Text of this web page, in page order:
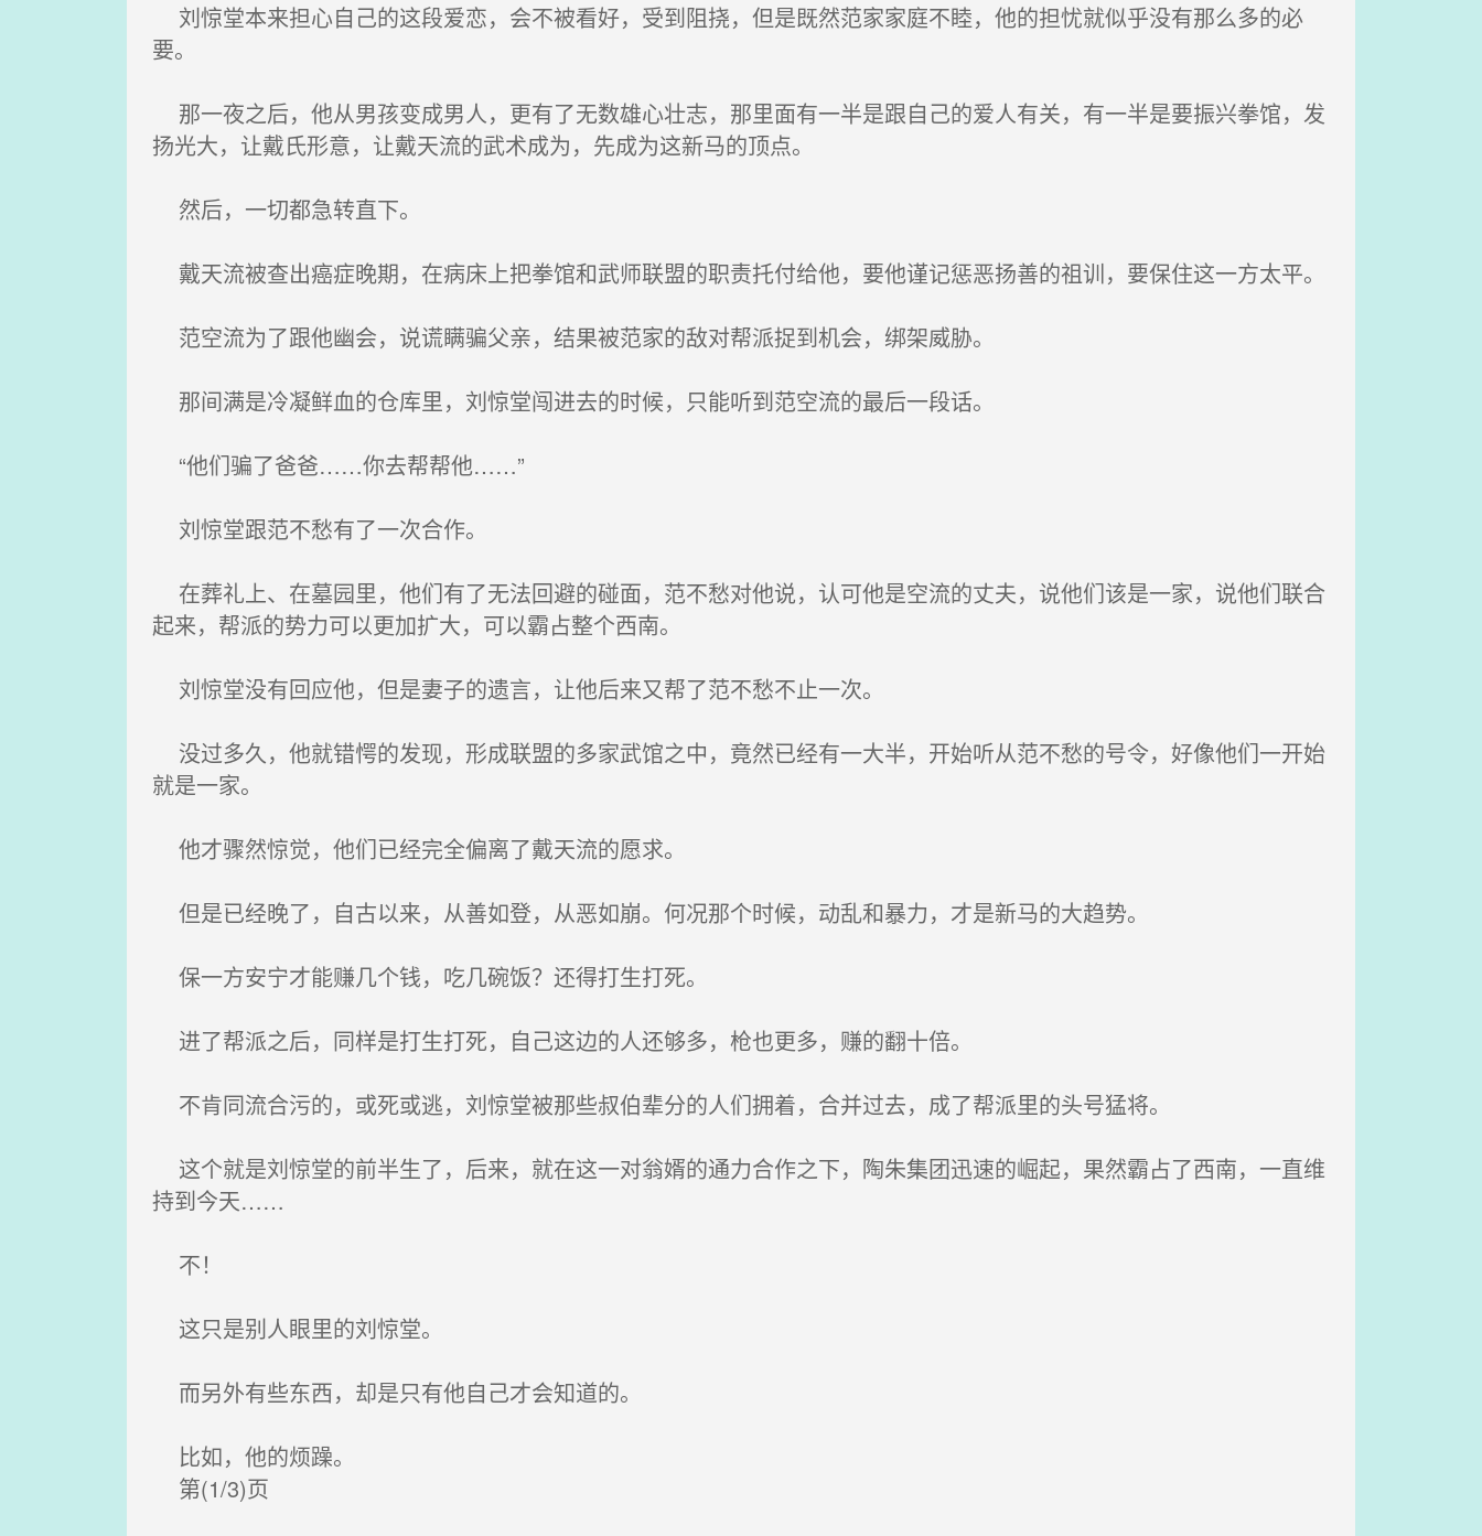
刘惊堂本来担心自己的这段爱恋，会不被看好，受到阻挠，但是既然范家家庭不睦，他的担忧就似乎没有那么多的必
要。
那一夜之后，他从男孩变成男人，更有了无数雄心壮志，那里面有一半是跟自己的爱人有关，有一半是要振兴拳馆，发
扬光大，让戴氏形意，让戴天流的武术成为，先成为这新马的顶点。
然后，一切都急转直下。
戴天流被查出癌症晚期，在病床上把拳馆和武师联盟的职责托付给他，要他谨记惩恶扬善的祖训，要保住这一方太平。
范空流为了跟他幽会，说谎瞒骗父亲，结果被范家的敌对帮派捉到机会，绑架威胁。
那间满是冷凝鲜血的仓库里，刘惊堂闯进去的时候，只能听到范空流的最后一段话。
“他们骗了爸爸……你去帮帮他……”
刘惊堂跟范不愁有了一次合作。
在葬礼上、在墓园里，他们有了无法回避的碰面，范不愁对他说，认可他是空流的丈夫，说他们该是一家，说他们联合
起来，帮派的势力可以更加扩大，可以霸占整个西南。
刘惊堂没有回应他，但是妻子的遗言，让他后来又帮了范不愁不止一次。
没过多久，他就错愕的发现，形成联盟的多家武馆之中，竟然已经有一大半，开始听从范不愁的号令，好像他们一开始
就是一家。
他才骤然惊觉，他们已经完全偏离了戴天流的愿求。
但是已经晚了，自古以来，从善如登，从恶如崩。何况那个时候，动乱和暴力，才是新马的大趋势。
保一方安宁才能赚几个钱，吃几碗饭？还得打生打死。
进了帮派之后，同样是打生打死，自己这边的人还够多，枪也更多，赚的翻十倍。
不肯同流合污的，或死或逃，刘惊堂被那些叔伯辈分的人们拥着，合并过去，成了帮派里的头号猛将。
这个就是刘惊堂的前半生了，后来，就在这一对翁婿的通力合作之下，陶朱集团迅速的崛起，果然霸占了西南，一直维
持到今天……
不！
这只是别人眼里的刘惊堂。
而另外有些东西，却是只有他自己才会知道的。
比如，他的烦躁。
第(1/3)页